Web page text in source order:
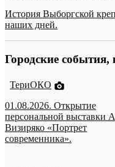
История Выборгской
наших дней.
Городские события,
ТериОКО
01.08.2026. Открытие
персональной выставки
Визиряко «Портрет
современника».